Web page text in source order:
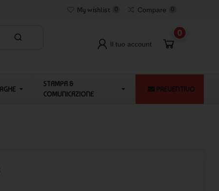
My wishlist 0 Compare 0
Il tuo account
0
STAMPA &
COMUNICAZIONE
PREVENTIVO